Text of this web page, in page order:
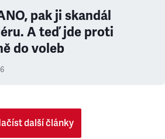
pak ji skandál
A teď jde proti
do voleb
další články